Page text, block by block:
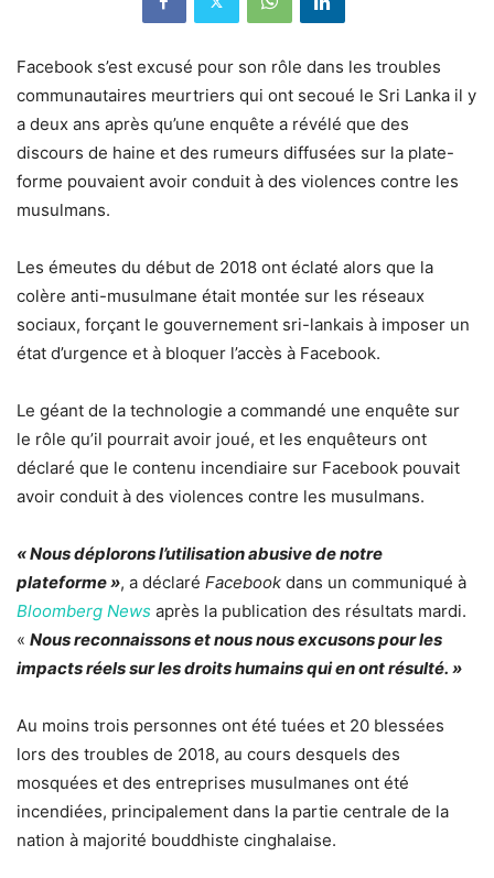
Facebook s’est excusé pour son rôle dans les troubles
communautaires meurtriers qui ont secoué le Sri Lanka il y
a deux ans après qu’une enquête a révélé que des
discours de haine et des rumeurs diffusées sur la plate-
forme pouvaient avoir conduit à des violences contre les
musulmans.
Les émeutes du début de 2018 ont éclaté alors que la
colère anti-musulmane était montée sur les réseaux
sociaux, forçant le gouvernement sri-lankais à imposer un
état d’urgence et à bloquer l’accès à Facebook.
Le géant de la technologie a commandé une enquête sur
le rôle qu’il pourrait avoir joué, et les enquêteurs ont
déclaré que le contenu incendiaire sur Facebook pouvait
avoir conduit à des violences contre les musulmans.
« Nous déplorons l’utilisation abusive de notre
plateforme », a déclaré Facebook dans un communiqué à
Bloomberg News après la publication des résultats mardi.
« Nous reconnaissons et nous nous excusons pour les
impacts réels sur les droits humains qui en ont résulté. »
Au moins trois personnes ont été tuées et 20 blessées
lors des troubles de 2018, au cours desquels des
mosquées et des entreprises musulmanes ont été
incendiées, principalement dans la partie centrale de la
nation à majorité bouddhiste cinghalaise.